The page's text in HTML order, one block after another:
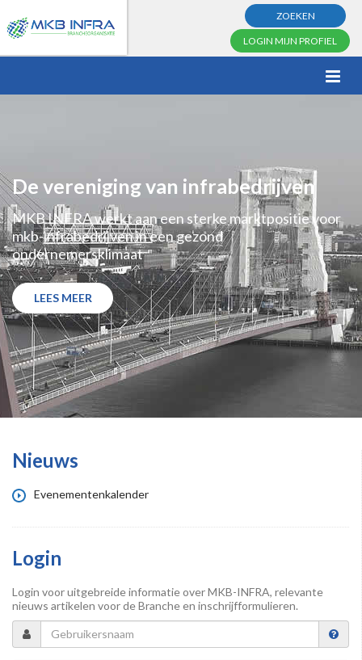
ZOEKEN
LOGIN MIJN PROFIEL
De vereniging van infrabedrijven
MKB INFRA werkt aan een sterke marktpositie voor
mkb-infrabedrijven in een gezond
ondernemersklimaat
LEES MEER
Nieuws
Evenementenkalender
Login
Login voor uitgebreide informatie over MKB-INFRA, relevante
nieuws artikelen voor de Branche en inschrijfformulieren.